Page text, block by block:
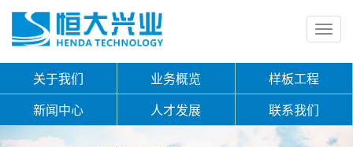
关于我们 业务概览
样板工程
新闻中心
人才发展 联系我们